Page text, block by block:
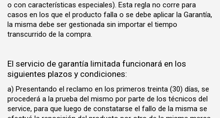
o con características especiales). Esta regla no corre para
casos en los que el producto falla o se debe aplicar la Garantía,
la misma debe ser gestionada sin importar el tiempo
transcurrido de la compra.
El servicio de garantía limitada funcionará en los
siguientes plazos y condiciones:
a) Presentando el reclamo en los primeros treinta (30) días, se
procederá a la prueba del mismo por parte de los técnicos del
service, para que luego de constatarse el fallo de la misma se